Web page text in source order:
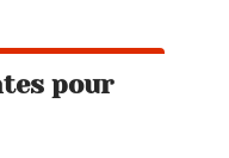
pour